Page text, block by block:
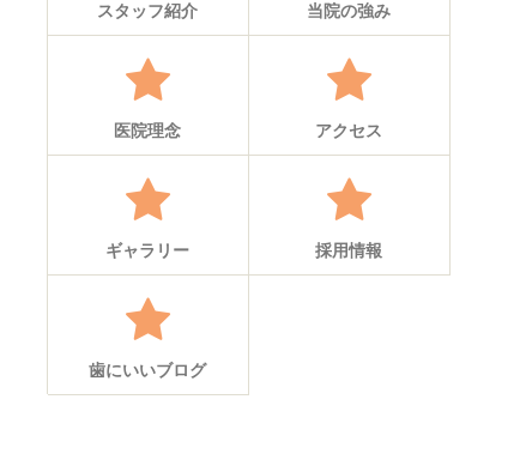
スタッフ紹介 当院の強み
医院理念 アクセス
ギャラリー 採用情報
歯にいいブログ